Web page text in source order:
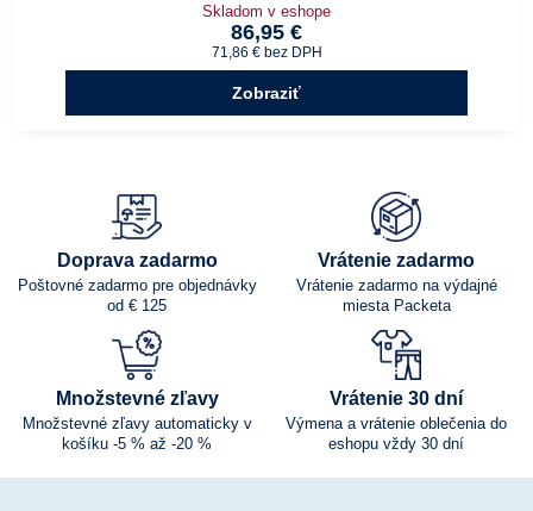
Skladom v eshope
86,95 €
71,86 € bez DPH
Zobraziť
Doprava zadarmo
Poštovné zadarmo pre objednávky
od € 125
Vrátenie zadarmo
Vrátenie zadarmo na výdajné
miesta Packeta
Množstevné zľavy
Množstevné zľavy automaticky v
košíku -5 % až -20 %
Vrátenie 30 dní
Výmena a vrátenie oblečenia do
eshopu vždy 30 dní